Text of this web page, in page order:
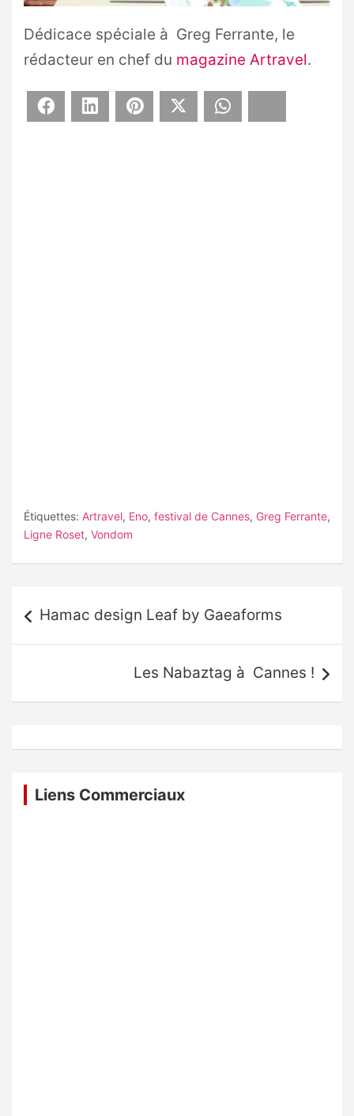
Dédicace spéciale à Greg Ferrante, le
rédacteur en chef du magazine Artravel.
Facebook LinkedIn Pinterest
Étiquettes: Artravel, Eno, festival de Cannes, Greg Ferrante,
Ligne Roset, Vondom
de
l’article
Hamac design Leaf by Gaeaforms
Les Nabaztag à Cannes !
Liens Commerciaux